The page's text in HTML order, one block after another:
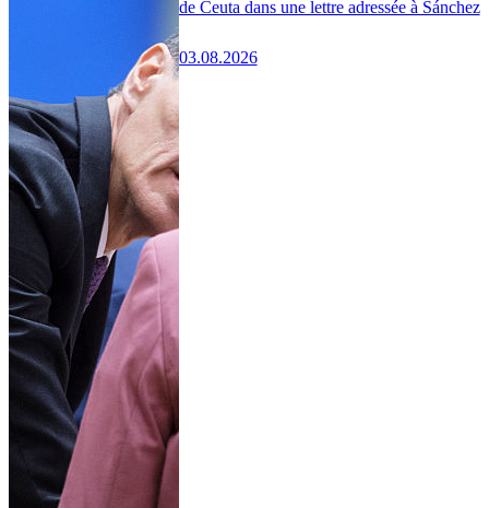
de Ceuta dans une lettre adressée à Sánchez
03.08.2026